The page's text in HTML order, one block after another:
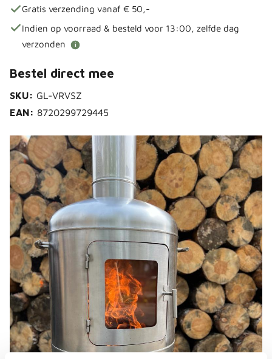
Gratis verzending vanaf € 50,-
Indien op voorraad & besteld voor 13:00, zelfde dag
verzonden
i
Bestel direct mee
SKU: GL-VRVSZ
EAN: 8720299729445